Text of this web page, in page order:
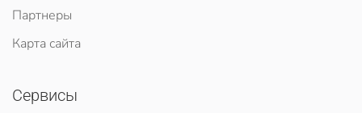
Партнеры
Карта сайта
Сервисы